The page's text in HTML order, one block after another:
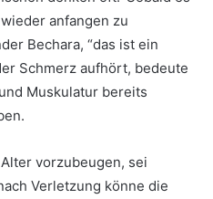
anfangen zu
Bechara, “das ist ein
Schmerz aufhört, bedeute
Muskulatur bereits
vorzubeugen, sei
Verletzung könne die